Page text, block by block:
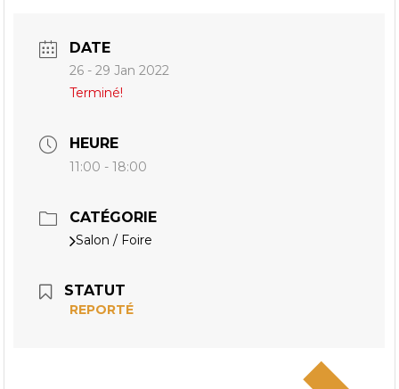
DATE
26 - 29 Jan 2022
Terminé!
HEURE
11:00 - 18:00
CATÉGORIE
Salon / Foire
STATUT
REPORTÉ